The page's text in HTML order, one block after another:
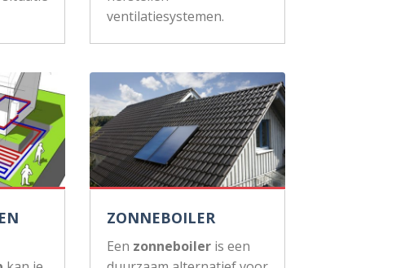
ventilatiesystemen.
ZONNEBOILER
Een zonneboiler is een